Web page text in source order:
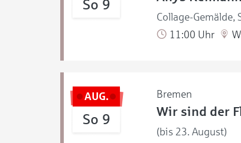
So 9
Collage-Gemälde,
11:00 Uhr
AUG.
So 9
Bremen
Wir sind der
(bis 23. August)